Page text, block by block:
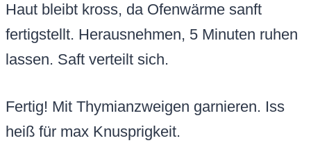
Haut bleibt kross, da Ofenwärme sanft
fertigstellt. Herausnehmen, 5 Minuten ruhen
lassen. Saft verteilt sich.
Fertig! Mit Thymianzweigen garnieren. Iss
heiß für max Knusprigkeit.